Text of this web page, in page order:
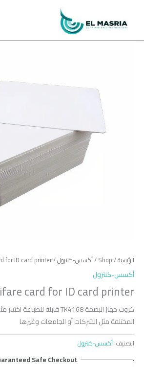
المحتوى
الرئيسية/
Shop
/أكسس-كنترول/ white Mifare card for ID card printer
أكسس-كنترول
card for ID card printer
كروت جهاز البصمة TK4168 قابلة للطباعة اختيار مثالى
المختلفة مثل الشركات أو الجامعات وغيرها
التصنيف:أكسس-كنترول
Safe Checkout